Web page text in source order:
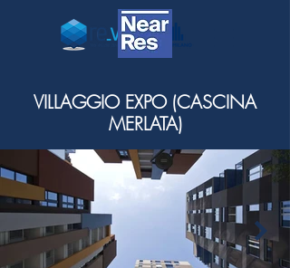
VILLAGGIO EXPO (CASCINA
MERLATA)